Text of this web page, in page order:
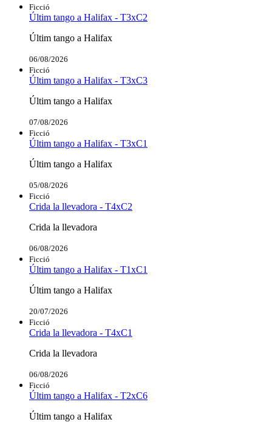
Ficció
Últim tango a Halifax - T3xC2
Últim tango a Halifax
06/08/2026
Ficció
Últim tango a Halifax - T3xC3
Últim tango a Halifax
07/08/2026
Ficció
Últim tango a Halifax - T3xC1
Últim tango a Halifax
05/08/2026
Ficció
Crida la llevadora - T4xC2
Crida la llevadora
06/08/2026
Ficció
Últim tango a Halifax - T1xC1
Últim tango a Halifax
20/07/2026
Ficció
Crida la llevadora - T4xC1
Crida la llevadora
06/08/2026
Ficció
Últim tango a Halifax - T2xC6
Últim tango a Halifax